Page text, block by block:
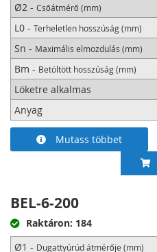
Ø2 - Csőátmérő (mm)
L0 - Terheletlen hosszúság (mm)
Sn - Maximális elmozdulás (mm)
Bm - Betöltött hosszúság (mm)
Löketre alkalmas
Anyag
Mutass többet
BEL-6-200
Raktáron: 184
Ø1 - Dugattyúrúd átmérője (mm)